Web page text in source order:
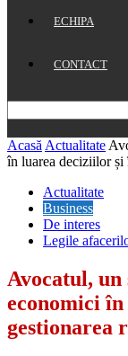
ECHIPA
CONTACT
Acasă Actualitate
în luarea deciziilor și
Actualitate
Business
De interes
Legile
Avocatul,
economici
gestionarea